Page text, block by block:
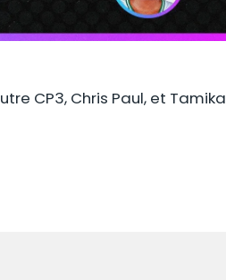
CP3, Chris Paul, et Tamika